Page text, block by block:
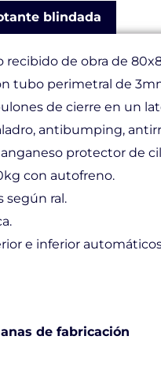
blindada
recibido de obra de
tubo perimetral de
de cierre en un
antibumping,
protector de
con autofreno.
según ral.
e inferior
de fabricación